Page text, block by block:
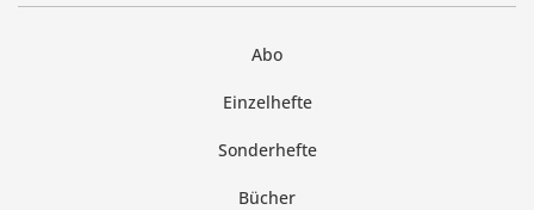
Abo
Einzelhefte
Sonderhefte
Bücher